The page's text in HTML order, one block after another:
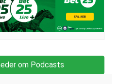
om Podcasts